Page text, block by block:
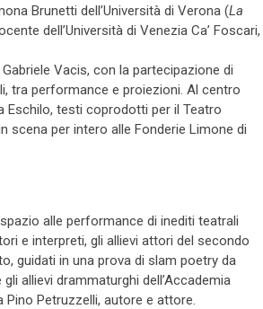
Brunetti dell’Università di Verona (La
dell’Università di Venezia Ca’ Foscari,
Vacis, con la partecipazione di
tra performance e proiezioni. Al centro
Eschilo, testi coprodotti per il Teatro
scena per intero alle Fonderie Limone di
alle performance di inediti teatrali
e interpreti, gli allievi attori del secondo
guidati in una prova di slam poetry da
allievi drammaturghi dell’Accademia
Pino Petruzzelli, autore e attore.